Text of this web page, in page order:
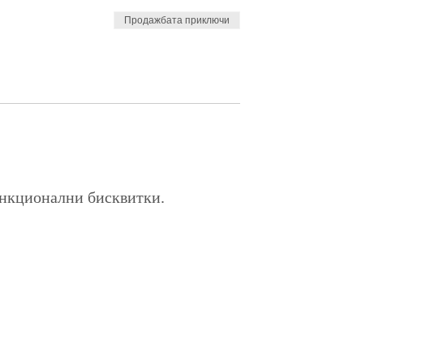
Продажбата приключи
бисквитки.